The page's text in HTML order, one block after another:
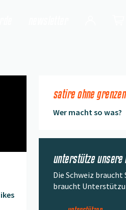
satire ohne grenzen
Wer macht so was?
unterstütze
Die Schweiz braucht
braucht